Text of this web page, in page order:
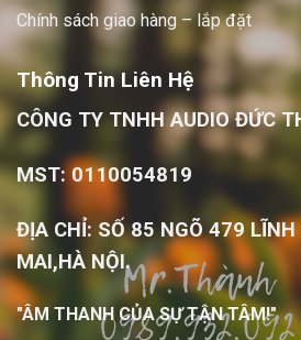
Chính sách giao hàng – lắp đặt
Thông Tin Liên Hệ
CÔNG TY TNHH AUDIO ĐỨC
MST: 0110054819
ĐỊA CHỈ: SỐ 85 NGÕ 479 LĨNH
MAI,HÀ NỘI.
"ÂM THANH CỦA SỰ TẬN TÂM!"